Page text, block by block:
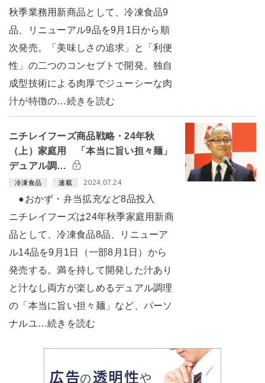
秋季業務用新商品として、冷凍食品9
品、リニューアル9品を9月1日から順
次発売。「美味しさの追求」と「利便
性」の二つのコンセプトで開発。独自
成型技術による肉厚でジューシーな肉
汁が特徴の…続きを読む
ニチレイフーズ商品戦略・24年秋
（上）家庭用 「本当に旨い担々麺」
デュアル調…
冷凍食品 連載 2024.07.24
●おかず・弁当拡充など8品投入
ニチレイフーズは24年秋季家庭用新商
品として、冷凍食品8品、リニューア
ル14品を9月1日（一部8月1日）から
発売する。満を持して開発した汁あり
と汁なし両方が楽しめるデュアル調理
の「本当に旨い担々麺」など、パーソ
ナルユ…続きを読む